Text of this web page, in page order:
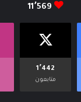
11٬569
1٬442
متابعون